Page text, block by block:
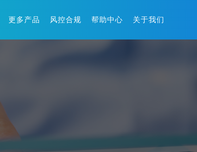
更多产品 风控合规 帮助中心 关于我们